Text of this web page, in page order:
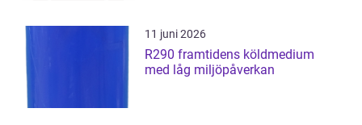
11 juni 2026
R290 framtidens köldmedium
med låg miljöpåverkan